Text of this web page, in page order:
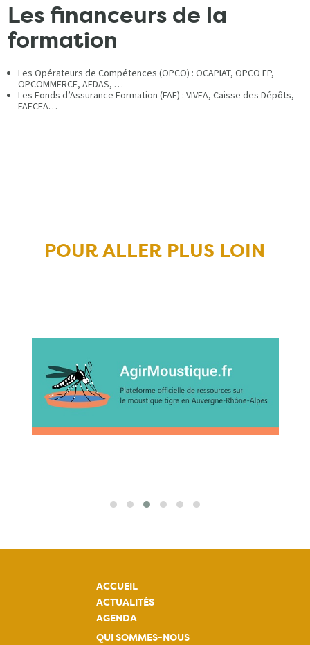
Les financeurs de la
formation
Les Opérateurs de Compétences (OPCO) : OCAPIAT, OPCO EP,
OPCOMMERCE, AFDAS, …
Les Fonds d’Assurance Formation (FAF) : VIVEA, Caisse des Dépôts,
FAFCEA…
POUR ALLER PLUS LOIN
ACCUEIL
ACTUALITÉS
AGENDA
QUI SOMMES-NOUS